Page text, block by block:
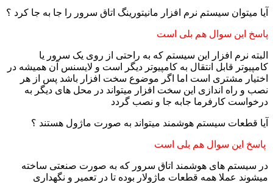
آیا میتوان سیستم نرم افزار مانیتورینگ اتاق سرور را جا به جا کرد ؟
پاسخ این سوال هم بلی است
البته نرم افزار این سیستم که به راحتی از روی یک سرور یا
کامپیوتر قابل انتقال به کامپیوتر دیگر است و لایسنس آن همیشه در
اختیار مشتری است اما اگر موضوع سخت افزار باشد پس از هر
نصب و راه اندازی این سخت افزار میتواند در محل های دیگر به
درخواست کارفرما جابه جا و نصب گردد
آیا قطعات سیستم هوشمند میتواند به صورت ماژول هستند ؟
در سیستم های هوشمند اتاق سرور که به صورت صنعتی ساخته
میشوند عملا همه قطعات ماژولار بوده تا در تعمیر و نگهداری